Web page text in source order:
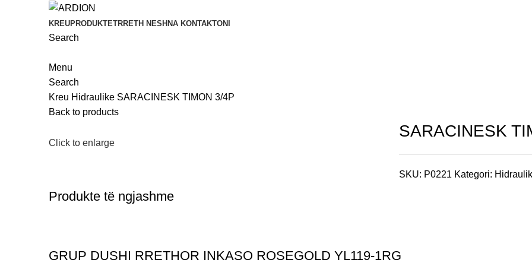
KREUPRODUKTETRRETH NESH NA KONTAKTONI
Search
Menu
Search
Kreu Hidraulike SARACINESK TIMON 3/4P
Back to products
Click to enlarge
SARACINESK
SKU: P0221 Kategori:
Produkte të ngjashme
GRUP DUSHI RRETHOR INKASO ROSEGOLD YL119-1RG